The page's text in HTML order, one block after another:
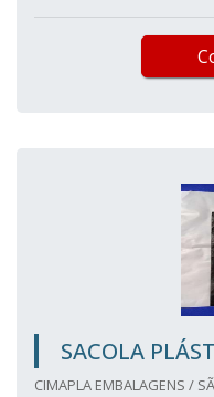
SACOLA
CIMAPLA EMBALAGENS /